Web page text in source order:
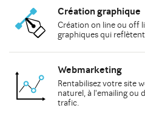
Création graphique
Création on lineou off
graphiquesqui
Webmarketing
Rentabilisez votre site
naturel, à l'emailingou
trafic.